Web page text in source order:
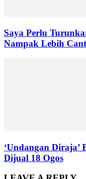
Saya Perlu
Nampak Lebih
‘Undangan
Dijual 18 Ogos